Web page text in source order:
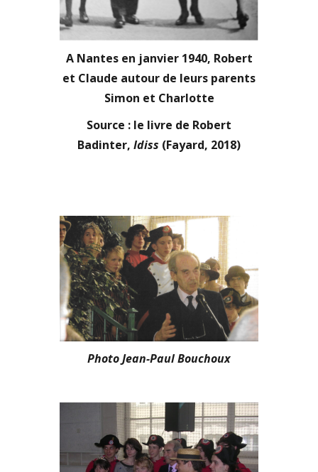
A Nantes en janvier 1940, Robert
et Claude autour de leurs parents
Simon et Charlotte
Source : le livre de Robert
Badinter, Idiss (Fayard, 2018)
Photo Jean-Paul Bouchoux